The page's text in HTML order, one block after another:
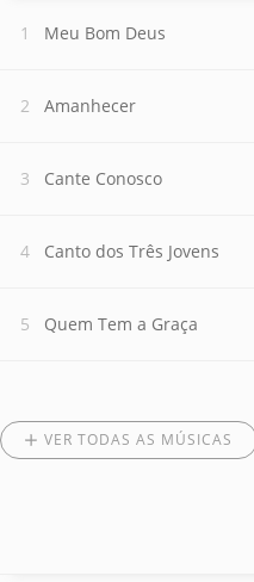
Meu Bom Deus
Amanhecer
Cante Conosco
Canto dos Três Jovens
Quem Tem a Graça
VER TODAS AS MÚSICAS